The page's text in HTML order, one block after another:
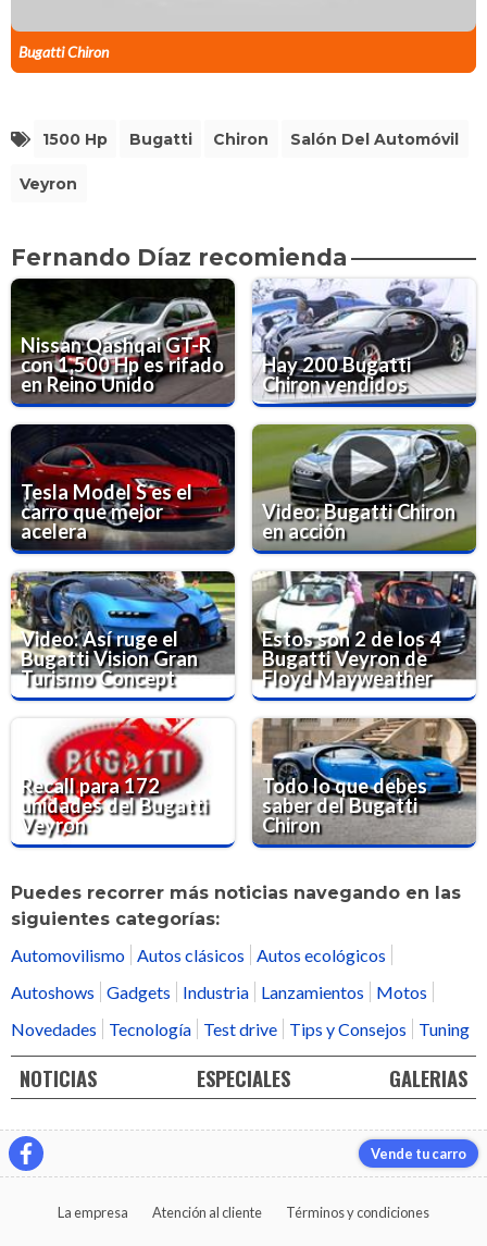
Bugatti Chiron
1500 Hp Bugatti Chiron Salón Del Automóvil
Veyron
Fernando Díaz recomienda
Nissan Qashqai GT-R
con 1,500 Hp es rifado
en Reino Unido
Hay 200 Bugatti
Chiron vendidos
Tesla Model S es el
carro que mejor
acelera
Video: Bugatti Chiron
en acción
Video: Así ruge el
Bugatti Vision Gran
Turismo Concept
Estos son 2 de los 4
Bugatti Veyron de
Floyd Mayweather
Recall para 172
unidades del Bugatti
Veyron
Todo lo que debes
saber del Bugatti
Chiron
Puedes recorrer más noticias navegando en las
siguientes categorías:
Automovilismo Autos clásicos
Autos ecológicos
Autoshows
Gadgets Industria Lanzamientos
Motos
Novedades
Tecnología Test drive Tips y Consejos Tuning
NOTICIAS ESPECIALES GALERIAS
Vende tu carro
La empresa Atención al cliente Términos y condiciones